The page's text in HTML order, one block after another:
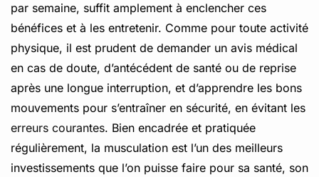
par semaine, suffit amplement à enclencher ces
bénéfices et à les entretenir. Comme pour toute activité
physique, il est prudent de demander un avis médical
en cas de doute, d’antécédent de santé ou de reprise
après une longue interruption, et d’apprendre les bons
mouvements pour s’entraîner en sécurité, en évitant les
erreurs courantes. Bien encadrée et pratiquée
régulièrement, la musculation est l’un des meilleurs
investissements que l’on puisse faire pour sa santé, son